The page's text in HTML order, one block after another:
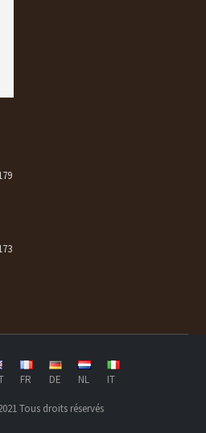
FR DE NL IT
Tous droits réservés